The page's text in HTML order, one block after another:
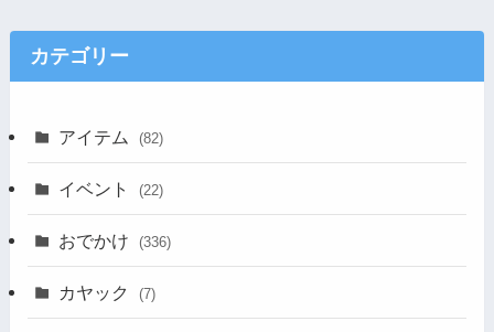
カテゴリー
アイテム (82)
イベント (22)
おでかけ (336)
カヤック (7)